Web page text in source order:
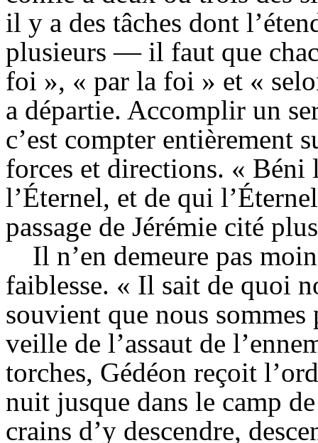
il y a des tâches dont
plusieurs — il faut que
foi », « par la foi » et «
a départie. Accomplir un
c’est compter entièrement
forces et directions. « Béni
l’Éternel, et de qui
passage de Jérémie cité
Il n’en demeure pas
faiblesse. « Il sait de quoi
souvient que nous
veille de l’assaut de
torches, Gédéon reçoit
nuit jusque dans le camp
crains d’y descendre,